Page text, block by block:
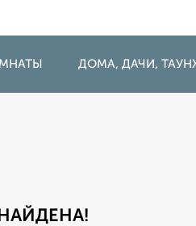
ДОМА, ДАЧИ,